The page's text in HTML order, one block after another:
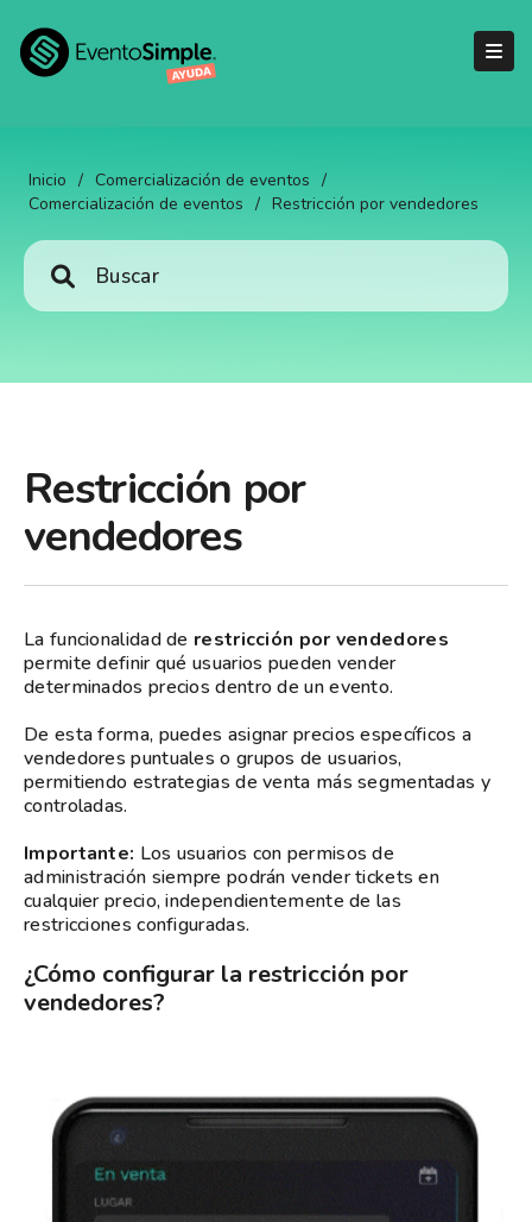
Inicio / Comercialización de eventos /
Comercialización de eventos / Restricción por vendedores
Restricción por
vendedores
La funcionalidad de restricción por vendedores
permite definir qué usuarios pueden vender
determinados precios dentro de un evento.
De esta forma, puedes asignar precios específicos a
vendedores puntuales o grupos de usuarios,
permitiendo estrategias de venta más segmentadas y
controladas.
Importante: Los usuarios con permisos de
administración siempre podrán vender tickets en
cualquier precio, independientemente de las
restricciones configuradas.
¿Cómo configurar la restricción por
vendedores?